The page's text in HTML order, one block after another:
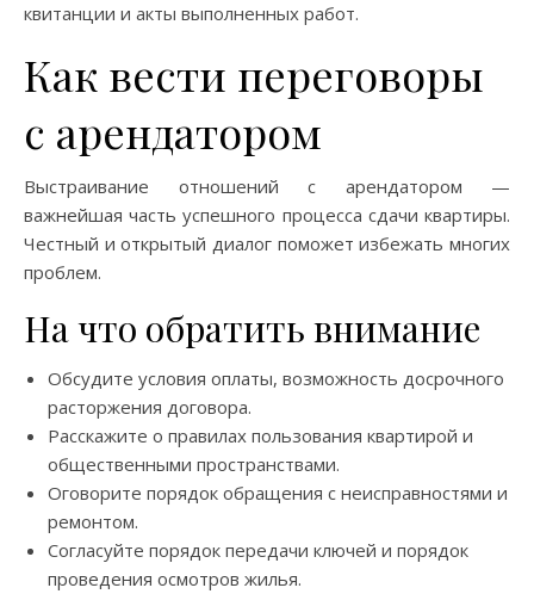
квитанции и акты выполненных работ.
Как вести переговоры
с арендатором
Выстраивание отношений с арендатором —
важнейшая часть успешного процесса сдачи квартиры.
Честный и открытый диалог поможет избежать многих
проблем.
На что обратить внимание
Обсудите условия оплаты, возможность досрочного
расторжения договора.
Расскажите о правилах пользования квартирой и
общественными пространствами.
Оговорите порядок обращения с неисправностями и
ремонтом.
Согласуйте порядок передачи ключей и порядок
проведения осмотров жилья.